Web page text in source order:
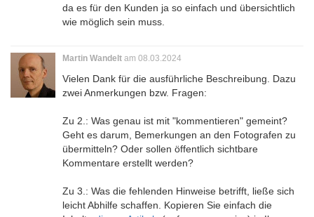
da es für den Kunden ja so einfach und übersichtlich
wie möglich sein muss.
Martin Wandelt am 08.03.2024
Vielen Dank für die ausführliche Beschreibung. Dazu
zwei Anmerkungen bzw. Fragen:
Zu 2.: Was genau ist mit "kommentieren" gemeint?
Geht es darum, Bemerkungen an den Fotografen zu
übermitteln? Oder sollen öffentlich sichtbare
Kommentare erstellt werden?
Zu 3.: Was die fehlenden Hinweise betrifft, ließe sich
leicht Abhilfe schaffen. Kopieren Sie einfach die